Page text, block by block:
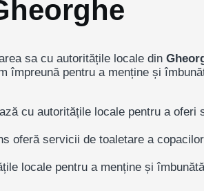
sa cu autoritățile locale din
împreună pentru a menține și
cu autoritățile locale pentru a
oferă servicii de toaletare a
locale pentru a menține și